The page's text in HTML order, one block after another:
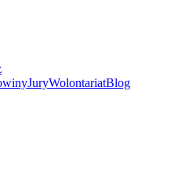
JuryWolontariatBlog